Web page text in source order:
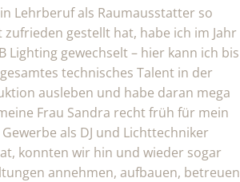
Lehrberuf als Raumausstatter so
gestellt hat, habe ich im Jahr
Lighting gewechselt – hier kann ich bis
technisches Talent in der
ausleben und habe daran mega
Frau Sandra recht früh für mein
als DJ und Lichttechniker
konnten wir hin und wieder sogar
annehmen, aufbauen, betreuen